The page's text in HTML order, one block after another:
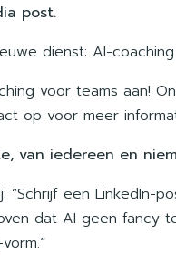
post.
dienst: AI-
voor teams aan!
op voor meer
van iedereen en
een
dat AI geen fancy